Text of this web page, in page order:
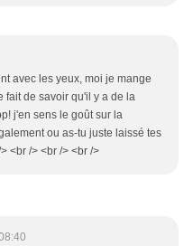
avec les yeux, moi je mange
fait de savoir qu'il y a de la
j'en sens le goût sur la
ou as-tu juste laissé tes
<br /> <br /> <br />